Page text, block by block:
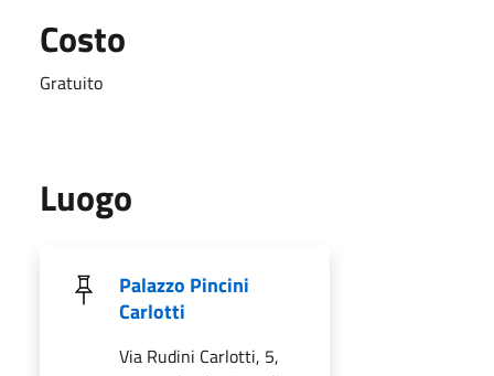
Costo
Gratuito
Luogo
Palazzo Pincini
Carlotti
Via Rudini Carlotti, 5,